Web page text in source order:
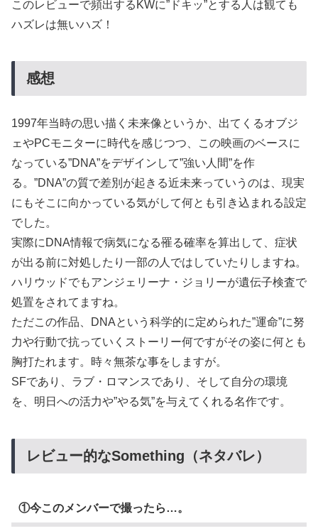
このレビューで頻出するKWに”ドキッ”とする人は観ても
ハズレは無いハズ！
感想
1997年当時の思い描く未来像というか、出てくるオブジ
ェやPCモニターに時代を感じつつ、この映画のベースに
なっている”DNA”をデザインして”強い人間”を作
る。”DNA”の質で差別が起きる近未来っていうのは、現実
にもそこに向かっている気がして何とも引き込まれる設定
でした。
実際にDNA情報で病気になる罹る確率を算出して、症状
が出る前に対処したり一部の人ではしていたりしますね。
ハリウッドでもアンジェリーナ・ジョリーが遺伝子検査で
処置をされてますね。
ただこの作品、DNAという科学的に定められた”運命”に努
力や行動で抗っていくストーリー何ですがその姿に何とも
胸打たれます。時々無茶な事をしますが。
SFであり、ラブ・ロマンスであり、そして自分の環境
を、明日への活力や”やる気”を与えてくれる名作です。
レビュー的なSomething（ネタバレ）
①今このメンバーで撮ったら…。